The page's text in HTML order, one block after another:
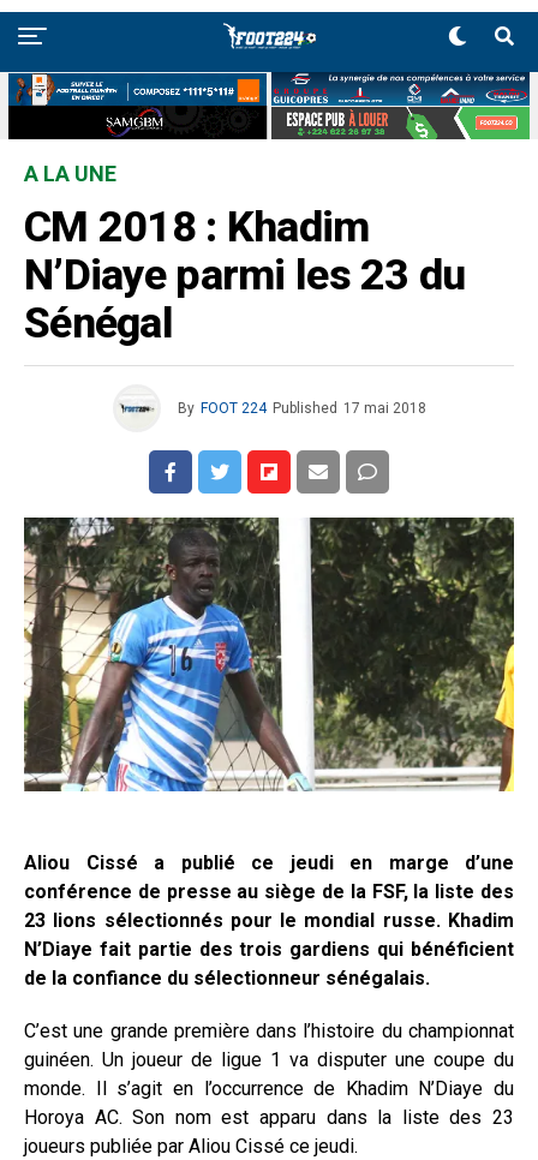
A LA UNE
CM 2018 : Khadim
N’Diaye parmi les 23 du
Sénégal
By FOOT 224 Published 17 mai 2018
Aliou Cissé a publié ce jeudi en marge d’une
conférence de presse au siège de la FSF, la liste des
23 lions sélectionnés pour le mondial russe. Khadim
N’Diaye fait partie des trois gardiens qui bénéficient
de la confiance du sélectionneur sénégalais.
C’est une grande première dans l’histoire du championnat
guinéen. Un joueur de ligue 1 va disputer une coupe du
monde. Il s’agit en l’occurrence de Khadim N’Diaye du
Horoya AC. Son nom est apparu dans la liste des 23
joueurs publiée par Aliou Cissé ce jeudi.